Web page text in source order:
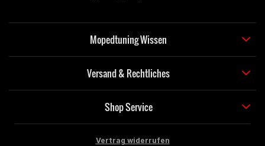
Mopedtuning Wissen
Versand & Rechtliches
Shop Service
Vertrag widerrufen